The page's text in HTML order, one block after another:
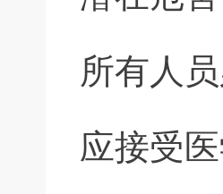
所有人
应接受